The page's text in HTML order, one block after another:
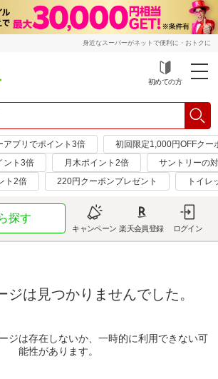
身近なスーパーがネットで便利に・おトクに
初めての方
アプリでポイント3倍
初回限定1,000円OFFクー
ント3倍
月木ポイント2倍
サントリーの
ト2倍
220円クーポンプレゼント トイレ
探す
キャンペーン 楽天会員登録 ログイン
ジは見つかりませんでした。
ジは存在しないか、一時的に利用できない可
能性があります。